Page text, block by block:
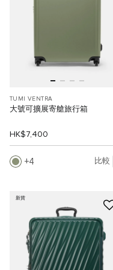
TUMI VENTRA
大號可擴展寄艙旅行箱
HK$7,400
4 比較
新貨